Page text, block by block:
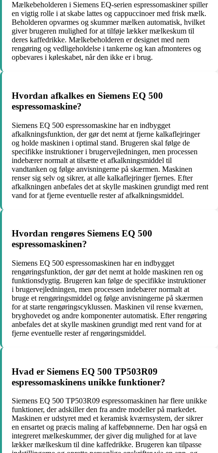
Mælkebeholderen i Siemens EQ-serien espressomaskiner spiller
en vigtig rolle i at skabe lattes og cappuccinoer med frisk mælk.
Beholderen opvarmes og skummer mælken automatisk, hvilket
giver brugeren mulighed for at tilføje lækker mælkeskum til
deres kaffedrikke. Mælkebeholderen er designet med nem
rengøring og vedligeholdelse i tankerne og kan afmonteres og
opbevares i køleskabet, når den ikke er i brug.
Hvordan afkalkes en Siemens EQ 500
espressomaskine?
Siemens EQ 500 espressomaskine har en indbygget
afkalkningsfunktion, der gør det nemt at fjerne kalkaflejringer
og holde maskinen i optimal stand. Brugeren skal følge de
specifikke instruktioner i brugervejledningen, men processen
indebærer normalt at tilsætte et afkalkningsmiddel til
vandtanken og følge anvisningerne på skærmen. Maskinen
renser sig selv og sikrer, at alle kalkaflejringer fjernes. Efter
afkalkningen anbefales det at skylle maskinen grundigt med rent
vand for at fjerne eventuelle rester af afkalkningsmiddel.
Hvordan rengøres Siemens EQ 500
espressomaskinen?
Siemens EQ 500 espressomaskinen har en indbygget
rengøringsfunktion, der gør det nemt at holde maskinen ren og
funktionsdygtig. Brugeren kan følge de specifikke instruktioner
i brugervejledningen, men processen indebærer normalt at
bruge et rengøringsmiddel og følge anvisningerne på skærmen
for at starte rengøringscyklussen. Maskinen vil rense kværnen,
bryghovedet og andre komponenter automatisk. Efter rengøring
anbefales det at skylle maskinen grundigt med rent vand for at
fjerne eventuelle rester af rengøringsmiddel.
Hvad er Siemens EQ 500 TP503R09
espressomaskinens unikke funktioner?
Siemens EQ 500 TP503R09 espressomaskinen har flere unikke
funktioner, der adskiller den fra andre modeller på markedet.
Maskinen er udstyret med et keramisk kværnsystem, der sikrer
en ensartet og præcis maling af kaffebønnerne. Den har også en
integreret mælkeskummer, der giver dig mulighed for at lave
lækker mælkeskum til dine kaffedrikke. Brugeren kan tilpasse